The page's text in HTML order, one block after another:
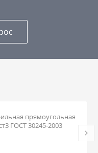
прямоугольная
ГОСТ 30245-2003